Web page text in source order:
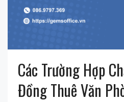
Các Trường Hợp
Đồng Thuê Văn